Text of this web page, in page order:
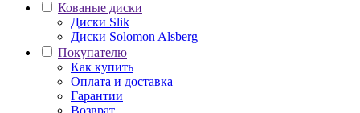
Кованые диски
Диски Slik
Диски Solomon Alsberg
Покупателю
Как купить
Оплата и доставка
Гарантии
Возврат